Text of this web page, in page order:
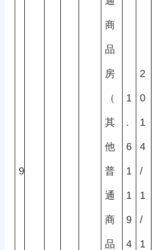
9
商
品
房
（
其
他
普
通
商
品
1
.
6
1
1
9
4
2
0
1
4
/
1
/
1